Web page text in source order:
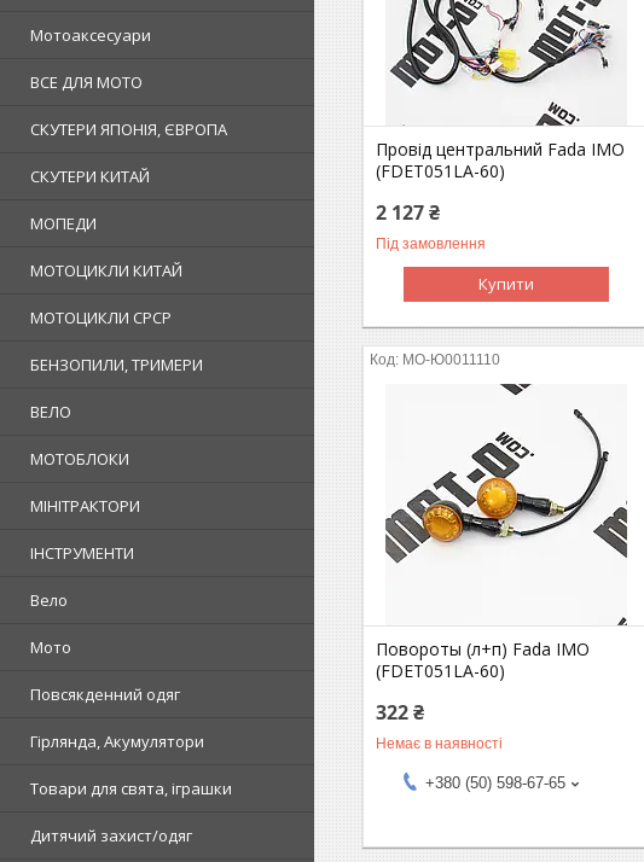
Мотоаксесуари
ВСЕ ДЛЯ МОТО
СКУТЕРИ ЯПОНІЯ, ЄВРОПА
СКУТЕРИ КИТАЙ
МОПЕДИ
МОТОЦИКЛИ КИТАЙ
МОТОЦИКЛИ СРСР
БЕНЗОПИЛИ, ТРИМЕРИ
ВЕЛО
МОТОБЛОКИ
МІНІТРАКТОРИ
ІНСТРУМЕНТИ
Вело
Мото
Повсякденний одяг
Гірлянда, Акумулятори
Товари для свята, іграшки
Дитячий захист/одяг
Провід центральний Fada IMO
(FDET051LA-60)
2 127 ₴
Під замовлення
Купити
MO-Ю0011110
Повороты (л+п) Fada IMO
(FDET051LA-60)
322 ₴
Немає в наявності
+380 (50) 598-67-65